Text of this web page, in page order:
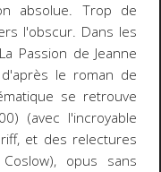
absolue. Trop de
l'obscur. Dans les
Passion de Jeanne
le roman de
se retrouve
(avec l'incroyable
et des relectures
opus sans